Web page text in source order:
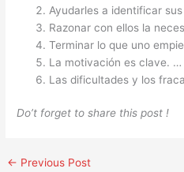
Ayudarles a identificar
Razonar con ellos la
Terminar lo que uno
La motivación es clave. …
Las dificultades y los
Do’t forget to share this post !
← Previous Post